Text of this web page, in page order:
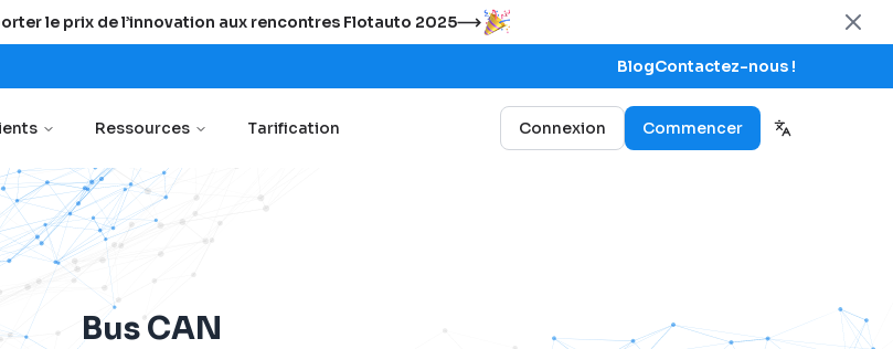
le prix de l’innovation aux rencontres Flotauto 2025
BlogContactez-nous !
Ressources Tarification Connexion Commencer
Bus CAN